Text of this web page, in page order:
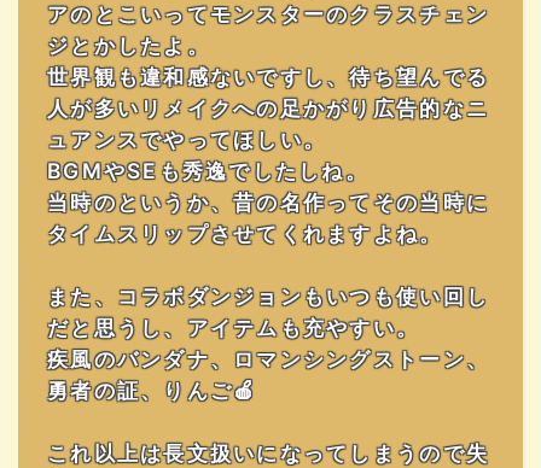
アのとこいってモンスターのクラスチェン
ジとかしたよ。
世界観も違和感ないですし、待ち望んでる
人が多いリメイクへの足かがり広告的なニ
ュアンスでやってほしい。
BGMやSEも秀逸でしたしね。
当時のというか、昔の名作ってその当時に
タイムスリップさせてくれますよね。
また、コラボダンジョンもいつも使い回し
だと思うし、アイテムも充やすい。
疾風のバンダナ、ロマンシングストーン、
勇者の証、りんご🍎
これ以上は長文扱いになってしまうので失